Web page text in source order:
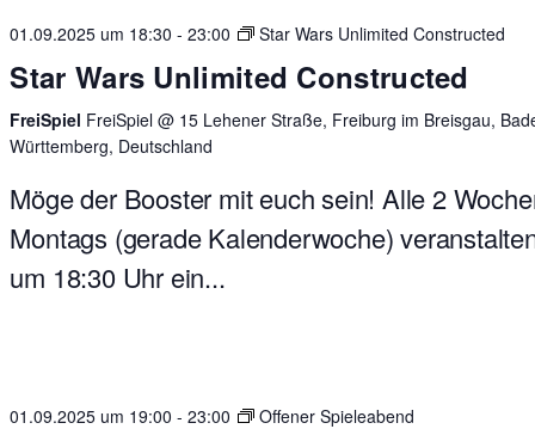
01.09.2025 um 18:30 -23:00 Star Wars Unlimited Constructed
Star Wars Unlimited Constructed
FreiSpiel FreiSpiel @ 15 Lehener Straße, Freiburg im Breisgau,
Württemberg, Deutschland
Möge der Booster mit euch sein! Alle 2
Montags (gerade Kalenderwoche)
um 18:30 Uhr ein...
01.09.2025 um 19:00 -23:00 Offener Spieleabend